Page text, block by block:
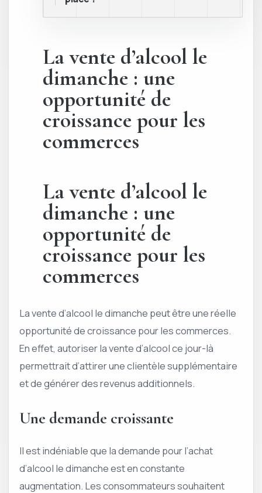
La vente d’alcool le
dimanche : une
opportunité de
croissance pour les
commerces
La vente d’alcool le
dimanche : une
opportunité de
croissance pour les
commerces
La vente d’alcool le dimanche peut être une réelle
opportunité de croissance pour les commerces.
En effet, autoriser la vente d’alcool ce jour-là
permettrait d’attirer une clientèle supplémentaire
et de générer des revenus additionnels.
Une demande croissante
Il est indéniable que la demande pour l’achat
d’alcool le dimanche est en constante
augmentation. Les consommateurs souhaitent